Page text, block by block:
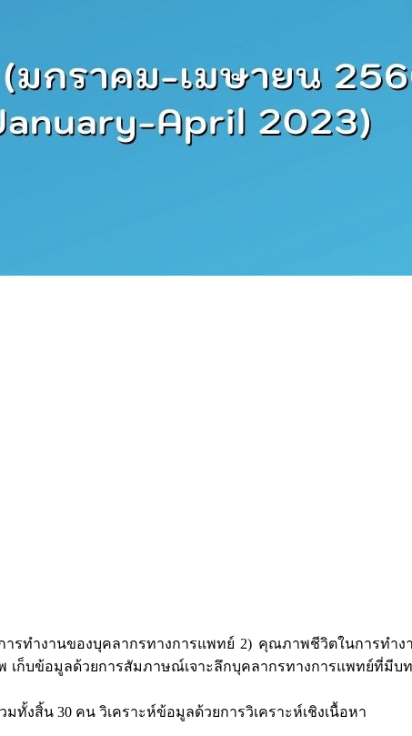
รทำงานของบุคลากรทางการแพทย์ 2) คุณภาพชีวิตในการทำ
เก็บข้อมูลด้วยการสัมภาษณ์เจาะลึกบุคลากรทางการแพทย์ที่มีบ
ทั้งสิ้น 30 คน วิเคราะห์ข้อมูลด้วยการวิเคราะห์เชิงเนื้อหา